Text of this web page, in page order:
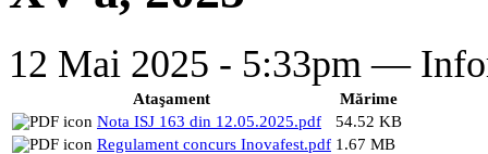
12 Mai 2025 - 5:33pm —
Ataşament
Mărime
Nota ISJ 163 din 12.05.2025.pdf
54.52 KB
Regulament concurs Inovafest.pdf 1.67 MB